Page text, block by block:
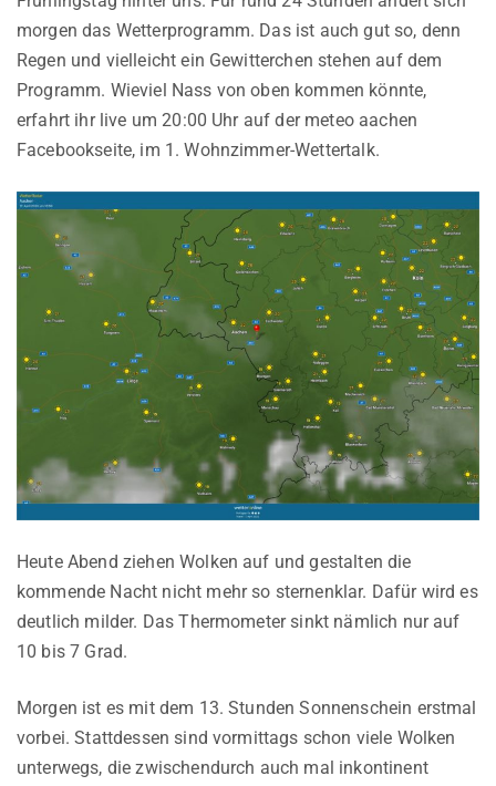
morgen das Wetterprogramm. Das ist auch gut so, denn
Regen und vielleicht ein Gewitterchen stehen auf dem
Programm. Wieviel Nass von oben kommen könnte,
erfahrt ihr live um 20:00 Uhr auf der meteo aachen
Facebookseite, im 1. Wohnzimmer-Wettertalk.
Heute Abend ziehen Wolken auf und gestalten die
kommende Nacht nicht mehr so sternenklar. Dafür wird es
deutlich milder. Das Thermometer sinkt nämlich nur auf
10 bis 7 Grad.
Morgen ist es mit dem 13. Stunden Sonnenschein erstmal
vorbei. Stattdessen sind vormittags schon viele Wolken
unterwegs, die zwischendurch auch mal inkontinent